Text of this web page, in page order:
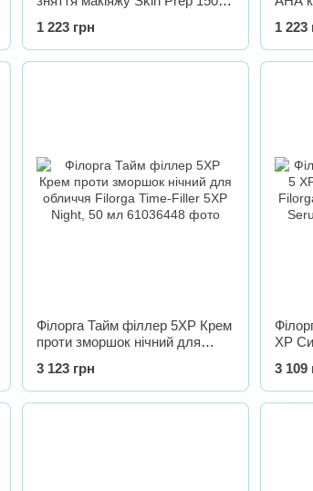
1 223 грн 1 223
Філорга Тайм філлер 5XP Крем
проти зморшок нічний для
Night, 50 мл
3 123 грн
ХР
3 109